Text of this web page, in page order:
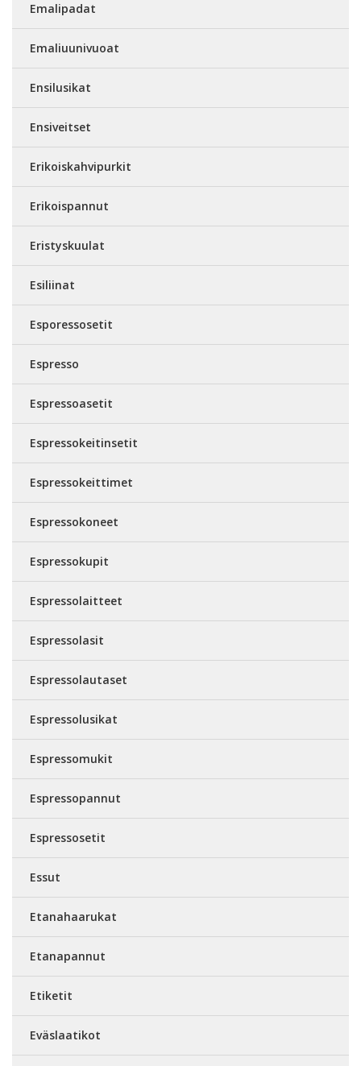
Emalipadat
Emaliuunivuoat
Ensilusikat
Ensiveitset
Erikoiskahvipurkit
Erikoispannut
Eristyskuulat
Esiliinat
Esporessosetit
Espresso
Espressoasetit
Espressokeitinsetit
Espressokeittimet
Espressokoneet
Espressokupit
Espressolaitteet
Espressolasit
Espressolautaset
Espressolusikat
Espressomukit
Espressopannut
Espressosetit
Essut
Etanahaarukat
Etanapannut
Etiketit
Eväslaatikot